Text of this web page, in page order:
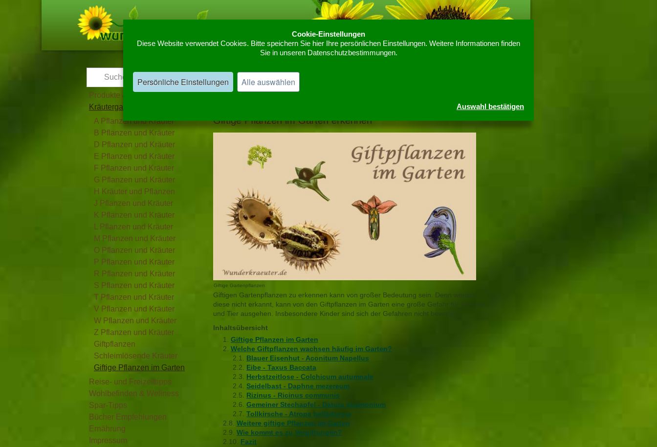
Cookie-Einstellungen
Diese Website verwendet Cookies. Bitte speichern Sie hier Ihre persönlichen Einstellungen. Weitere Informationen finden
Sie in unseren Datenschutzbestimmungen.
Persönliche Einstellungen Alle auswählen
Auswahl bestätigen
Produkte & Informationen
Kräutergarten
A Pflanzen und Kräuter
B Pflanzen und Kräuter
D Pflanzen und Kräuter
E Pflanzen und Kräuter
F Pflanzen und Kräuter
G Pflanzen und Kräuter
H Kräuter und Pflanzen
J Pflanzen und Kräuter
K Pflanzen und Kräuter
L Pflanzen und Kräuter
M Pflanzen und Kräuter
O Pflanzen und Kräuter
P Pflanzen und Kräuter
R Pflanzen und Kräuter
S Pflanzen und Kräuter
T Pflanzen und Kräuter
V Pflanzen und Kräuter
W Pflanzen und Kräuter
Z Pflanzen und Kräuter
Giftpflanzen
Schleimlösende Kräuter
Giftige Pflanzen im Garten
Reise- und Freizeittipps
Wohlbefinden & Wellness
Spar-Tipps
Bücher Empfehlungen
Ernährung
Impressum
7 giftige Gartenpflanzen
Giftige Pflanzen im Garten erkennen
Giftige Gartenpflanzen
Giftigen Gartenpflanzen zu erkennen kann von großer Bedeutung sein. Denn werden
diese nicht erkannt, kann von den Giftpflanzen im Garten eine große Gefahr für Mensch
und Tier ausgehen. Insbesondere Kinder sind sich der Gefahren nicht bewusst.
Inhaltsübersicht
Giftige Pflanzen im Garten
Welche Giftpflanzen wachsen häufig im Garten?
Blauer Eisenhut - Aconitum Napellus
Eibe - Taxus Baccata
Herbstzeitlose - Colchicum autumnale
Seidelbast - Daphne mezereum
Rizinus - Ricinus communis
Gemeiner Stechapfel - Datura stramonium
Tollkirsche - Atropa belladonna
Weitere giftige Pflanzen im Garten
Wie kommt es zu Vergiftungen?
Fazit